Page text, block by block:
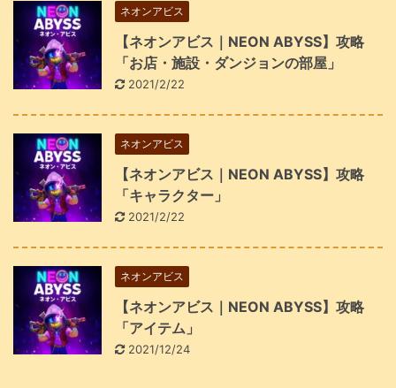
ネオンアビス
【ネオンアビス｜NEON ABYSS】攻略
「お店・施設・ダンジョンの部屋」
2021/2/22
ネオンアビス
【ネオンアビス｜NEON ABYSS】攻略
「キャラクター」
2021/2/22
ネオンアビス
【ネオンアビス｜NEON ABYSS】攻略
「アイテム」
2021/12/24